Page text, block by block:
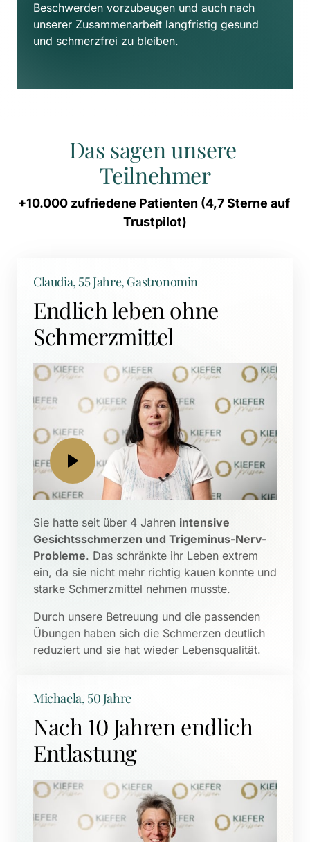
Beschwerden vorzubeugen und auch nach
unserer Zusammenarbeit langfristig gesund
und schmerzfrei zu bleiben.
Das sagen unsere
Teilnehmer
+10.000 zufriedene Patienten (4,7 Sterne
auf
Trustpilot)
Claudia, 55 Jahre, Gastronomin
Endlich leben ohne
Schmerzmittel
Sie hatte seit über 4 Jahren intensive
Gesichtsschmerzen und Trigeminus-Nerv-
Probleme. Das schränkte ihr Leben extrem
ein, da sie nicht mehr richtig kauen konnte und
starke Schmerzmittel nehmen musste.
Durch unsere Betreuung und die passenden
Übungen haben sich die Schmerzen deutlich
reduziert und sie hat wieder Lebensqualität.
Michaela, 50 Jahre
Nach 10 Jahren endlich
Entlastung